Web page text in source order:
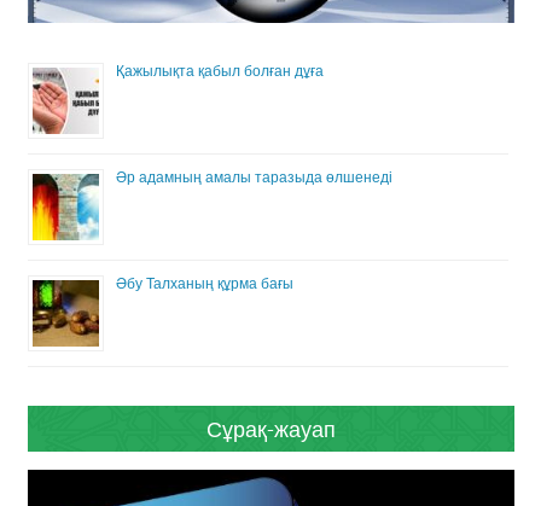
Қажылықта қабыл болған дұға
Әр адамның амалы таразыда өлшенеді
Әбу Талханың құрма бағы
Сұрақ-жауап